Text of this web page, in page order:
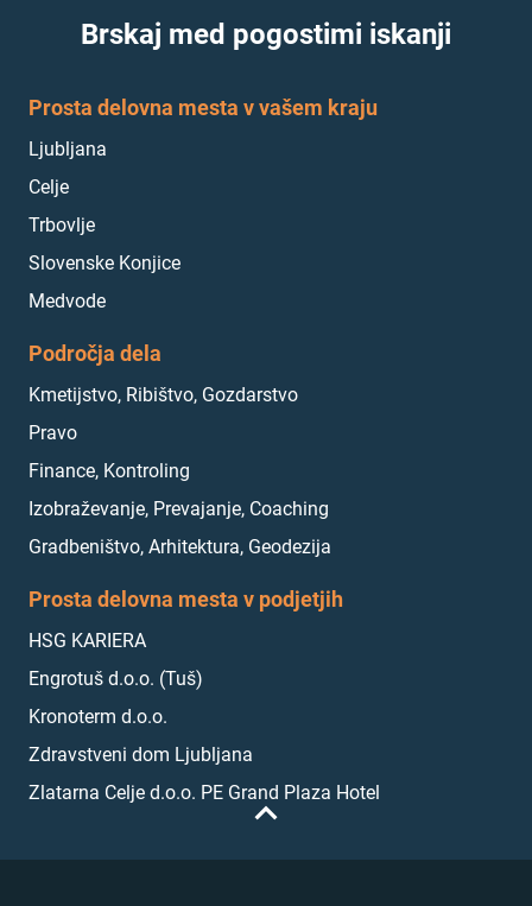
Brskaj med pogostimi iskanji
Prosta delovna mesta v vašem kraju
Ljubljana
Celje
Trbovlje
Slovenske Konjice
Medvode
Področja dela
Kmetijstvo, Ribištvo, Gozdarstvo
Pravo
Finance, Kontroling
Izobraževanje, Prevajanje, Coaching
Gradbeništvo, Arhitektura, Geodezija
Prosta delovna mesta v podjetjih
HSG KARIERA
Engrotuš d.o.o. (Tuš)
Kronoterm d.o.o.
Zdravstveni dom Ljubljana
Zlatarna Celje d.o.o. PE Grand Plaza Hotel